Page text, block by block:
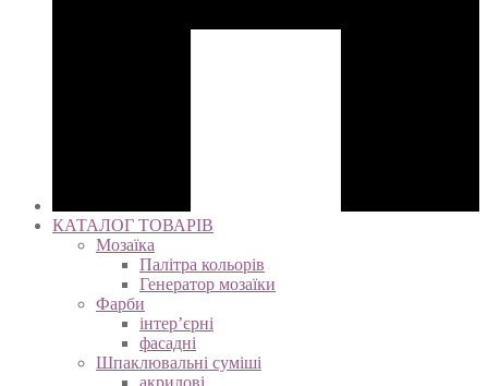
КАТАЛОГ ТОВАРІВ
Мозаїка
Палітра кольорів
Генератор мозаїки
Фарби
інтер’єрні
фасадні
Шпаклювальні суміші